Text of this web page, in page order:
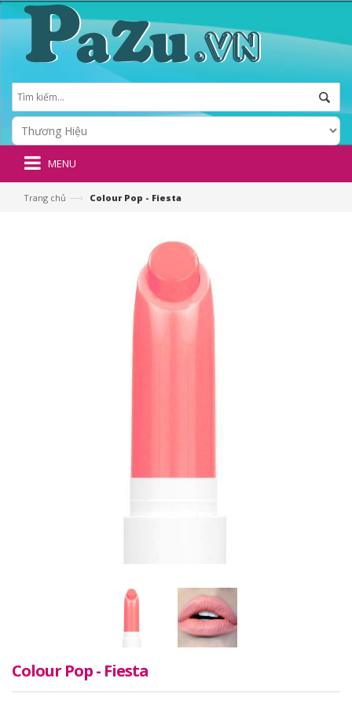
MENU
Trang chủ —› Colour Pop - Fiesta
Colour Pop - Fiesta